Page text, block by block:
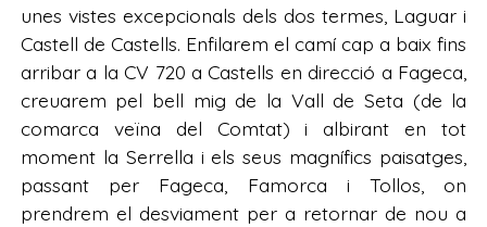
unes vistes excepcionals dels dos termes, Laguar i
Castell de Castells. Enfilarem el camí cap a baix fins
arribar a la CV 720 a Castells en direcció a Fageca,
creuarem pel bell mig de la Vall de Seta (de la
comarca veïna del Comtat) i albirant en tot
moment la Serrella i els seus magnífics paisatges,
passant per Fageca, Famorca i Tollos, on
prendrem el desviament per a retornar de nou a